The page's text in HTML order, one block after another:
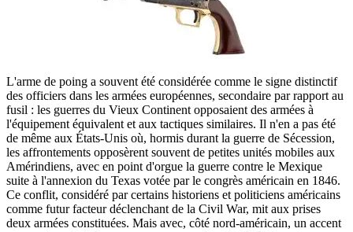
L'arme de poing a souvent été considérée comme le signe distinctif
des officiers dans les armées européennes, secondaire par rapport au
fusil : les guerres du Vieux Continent opposaient des armées à
l'équipement équivalent et aux tactiques similaires. Il n'en a pas été
de même aux États-Unis où, hormis durant la guerre de Sécession,
les affrontements opposèrent souvent de petites unités mobiles aux
Amérindiens, avec en point d'orgue la guerre contre le Mexique
suite à l'annexion du Texas votée par le congrès américain en 1846.
Ce conflit, considéré par certains historiens et politiciens américains
comme futur facteur déclenchant de la Civil War, mit aux prises
deux armées constituées. Mais avec, côté nord-américain, un accent